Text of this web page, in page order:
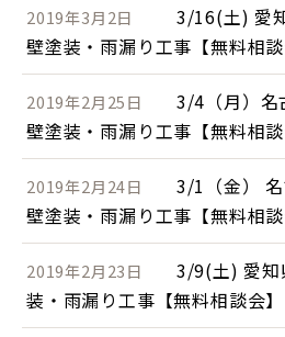
2019年3月2日
3/16(土) 愛
壁塗装・雨漏り工事【無料相談
2019年2月25日
3/4（月）名
壁塗装・雨漏り工事【無料相談
2019年2月24日
3/1（金）
壁塗装・雨漏り工事【無料相談
2019年2月23日
3/9(土) 愛知
装・雨漏り工事【無料相談会】